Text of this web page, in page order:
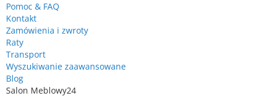
Pomoc & FAQ
Kontakt
Zamówienia i zwroty
Raty
Transport
Wyszukiwanie zaawansowane
Blog
Salon Meblowy24